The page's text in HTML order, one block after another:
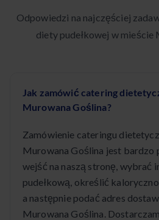
Odpowiedzi na najczęściej
diety pudełkowej w mieście
Jak zamówić catering
Murowana Goślina?
Zamówienie cateringu
Murowana Goślina jest bardzo
wejść na naszą stronę, wybrać
pudełkową, określić
a następnie podać adres
Murowana Goślina.